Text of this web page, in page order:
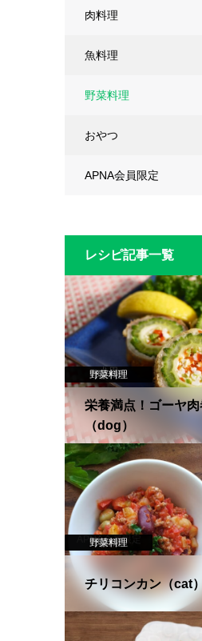
肉料理
魚料理
野菜料理
おやつ
APNA会員限定
レシピ記事一覧
犬用
肉料理
野菜料理
栄養満点！ゴーヤ
（dog）
APNA会員限定
猫用
肉料理
野菜料理
チリコンカン（cat）